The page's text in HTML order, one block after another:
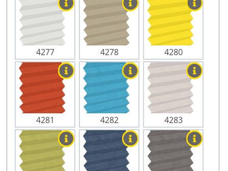
4277 4278 4280
4281 4282 4283